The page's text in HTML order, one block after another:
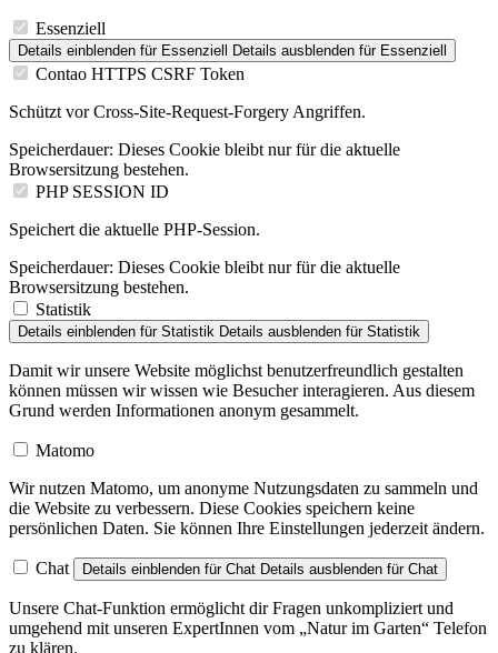
Essenziell
Details einblenden für Essenziell Details ausblenden für Essenziell
Contao HTTPS CSRF Token
Schützt vor Cross-Site-Request-Forgery Angriffen.
Speicherdauer: Dieses Cookie bleibt nur für die aktuelle
Browsersitzung bestehen.
PHP SESSION ID
Speichert die aktuelle PHP-Session.
Speicherdauer: Dieses Cookie bleibt nur für die aktuelle
Browsersitzung bestehen.
Statistik
Details einblenden für Statistik Details ausblenden für Statistik
Damit wir unsere Website möglichst benutzerfreundlich gestalten
können müssen wir wissen wie Besucher interagieren. Aus diesem
Grund werden Informationen anonym gesammelt.
Matomo
Wir nutzen Matomo, um anonyme Nutzungsdaten zu sammeln und
die Website zu verbessern. Diese Cookies speichern keine
persönlichen Daten. Sie können Ihre Einstellungen jederzeit ändern.
Chat Details einblenden für Chat Details ausblenden für Chat
Unsere Chat-Funktion ermöglicht dir Fragen unkompliziert und
umgehend mit unseren ExpertInnen vom „Natur im Garten“ Telefon
zu klären.